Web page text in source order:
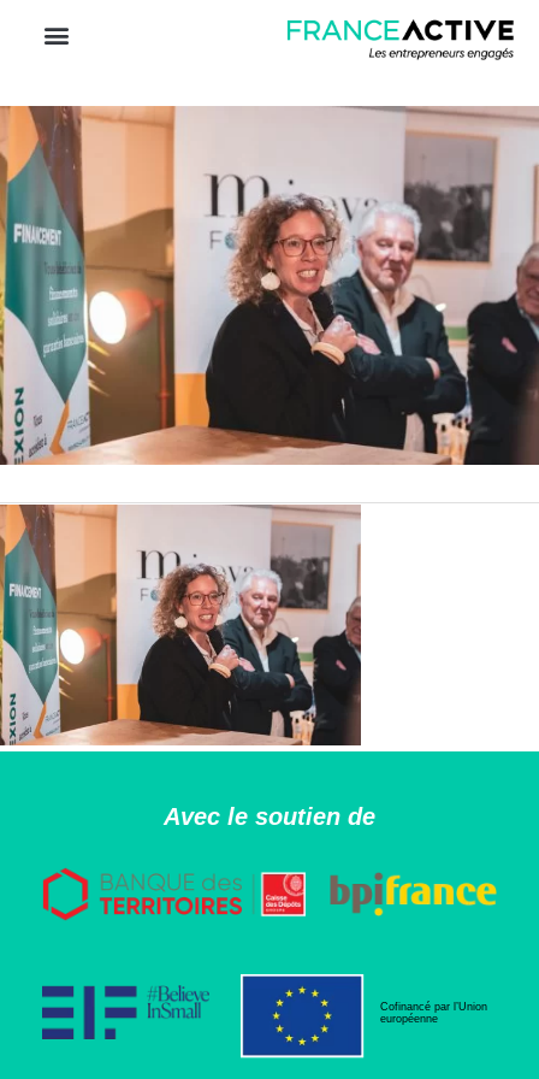
Avec le soutien de
Cofinancé par l’Union
européenne